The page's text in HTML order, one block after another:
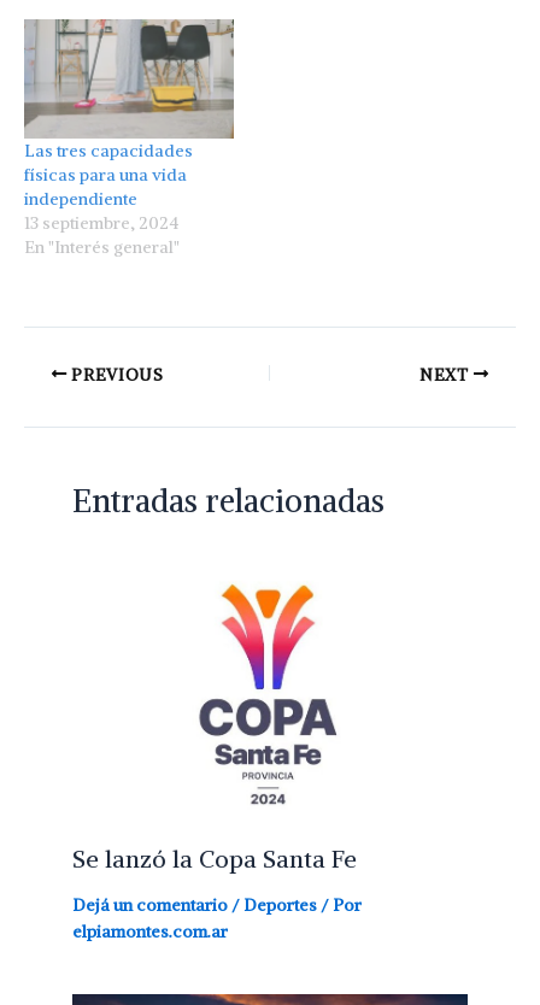
Las tres capacidades
físicas para una vida
independiente
13 septiembre, 2024
En "Interés general"
PREVIOUS NEXT
Entradas relacionadas
Se lanzó la Copa Santa Fe
Dejá un comentario / Deportes / Por
elpiamontes.com.ar